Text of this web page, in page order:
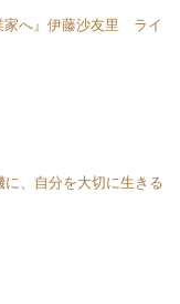
家へ』伊藤沙友里 ライ
に、自分を大切に生きる